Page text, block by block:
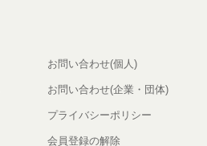
お問い合わせ(個人)
お問い合わせ(企業・団体)
プライバシーポリシー
会員登録の解除